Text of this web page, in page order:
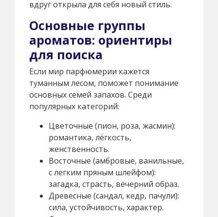
вдруг открыла для себя новый стиль.
Основные группы
ароматов: ориентиры
для поиска
Если мир парфюмерии кажется
туманным лесом, поможет понимание
основных семей запахов. Среди
популярных категорий:
Цветочные (пион, роза, жасмин):
романтика, лёгкость,
женственность.
Восточные (амбровые, ванильные,
с легким пряным шлейфом):
загадка, страсть, вечерний образ.
Древесные (сандал, кедр, пачули):
сила, устойчивость, характер.